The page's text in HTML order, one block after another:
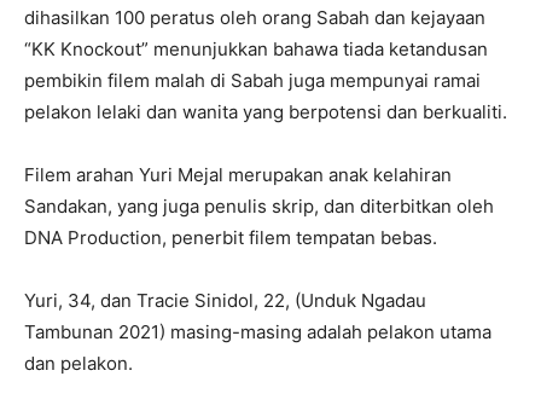
dihasilkan 100 peratus oleh orang Sabah dan kejayaan
“KK Knockout” menunjukkan bahawa tiada ketandusan
pembikin filem malah di Sabah juga mempunyai ramai
pelakon lelaki dan wanita yang berpotensi dan berkualiti.
Filem arahan Yuri Mejal merupakan anak kelahiran
Sandakan, yang juga penulis skrip, dan diterbitkan oleh
DNA Production, penerbit filem tempatan bebas.
Yuri, 34, dan Tracie Sinidol, 22, (Unduk Ngadau
Tambunan 2021) masing-masing adalah pelakon utama
dan pelakon.